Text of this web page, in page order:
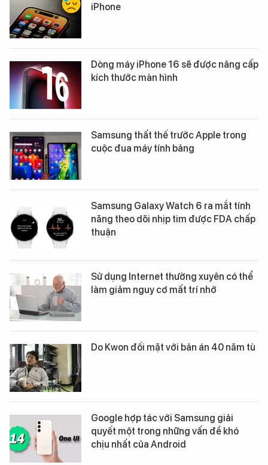
iPhone
Dòng máy iPhone 16 sẽ được nâng cấp
kích thước màn hình
Samsung thất thế trước Apple trong
cuộc đua máy tính bảng
Samsung Galaxy Watch 6 ra mắt tính
năng theo dõi nhịp tim được FDA chấp
thuận
Sử dụng Internet thường xuyên có thể
làm giảm nguy cơ mất trí nhớ
Do Kwon đối mặt với bản án 40 năm tù
Google hợp tác với Samsung giải
quyết một trong những vấn đề khó
chịu nhất của Android